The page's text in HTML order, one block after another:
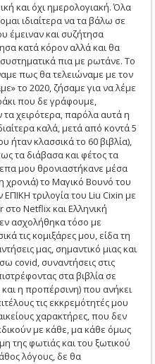
και όχι ημερολογιακή. Όλα
ιδιαίτερα να τα βάλω σε
και συζήτησα
κατά κόρον αλλά και θα
πια με ρωτάνε. Το
πως θα τελειώναμε με τον
το 2020, ζήσαμε για να λέμε
που δε γράφουμε,
τα χειρότερα, παρόλα αυτά η
καλά, μετά από κοντά 5
κλασσικά το 60 βιβλία),
τα διάβασα και φέτος τα
μου θρονιαστήκανε μέσα
χρονιά) το Μαγικό Βουνό του
τριλογία του Liu Cixin με
Netflix και Ελληνική
ασχολήθηκα τόσο με
τις κομιξάρες μου, είδα τη
μας, σημαντικό μιας και
covid, συναντήσεις στις
στα βιβλία σε
η προπέρσινη) που ανήκει
τις εκκρεμότητές μου
χαρακτήρες, που δεν
με κάθε, μα κάθε όμως
της φωτιάς και του ξωτικού
λόγους, δε θα